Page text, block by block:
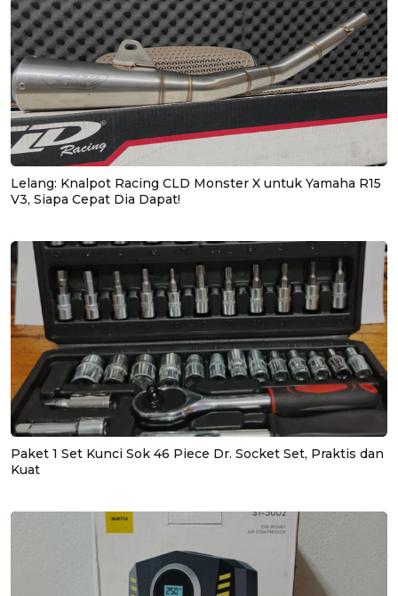
Lelang: Knalpot Racing CLD Monster X untuk Yamaha R15
V3, Siapa Cepat Dia Dapat!
Paket 1 Set Kunci Sok 46 Piece Dr. Socket Set, Praktis dan
Kuat